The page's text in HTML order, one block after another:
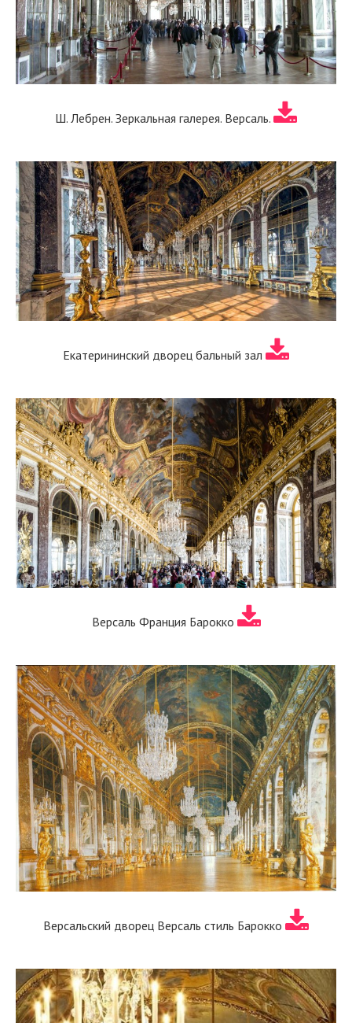
Ш. Лебрен. Зеркальная галерея. Версаль.
Екатерининский дворец бальный зал
Версаль Франция Барокко
Версальский дворец Версаль стиль Барокко